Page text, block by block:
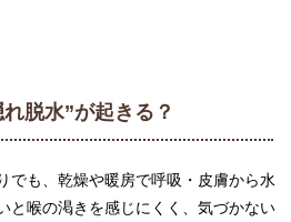
脱水”が起きる？
でも、乾燥や暖房で呼吸・皮膚から水
と喉の渇きを感じにくく、気づかない